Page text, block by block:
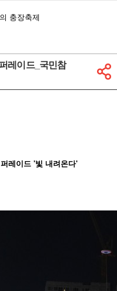
레이드_국민참
레이드 '빛 내려온다'